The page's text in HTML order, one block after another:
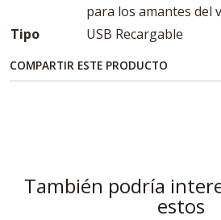
para los amantes del
Tipo
USB Recargable
COMPARTIR ESTE PRODUCTO
También podría
estos